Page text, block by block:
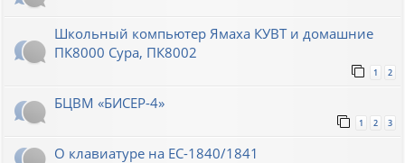
Школьный компьютер Ямаха КУВТ и домашние
ПК8000 Сура, ПК8002
1 2
БЦВМ «БИСЕР-4»
1 2 3
О клавиатуре на ЕС-1840/1841